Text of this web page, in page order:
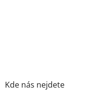
Kde nás nejdete